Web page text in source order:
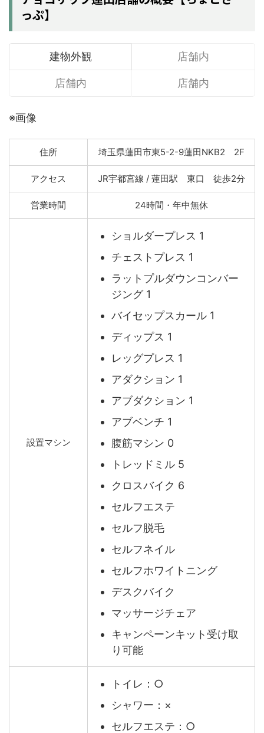
っぷ】
建物外観 店舗内
店舗内 店舗内
※画像
住所 埼玉県蓮田市東5-2-9蓮田NKB2 2F
アクセス JR宇都宮線 / 蓮田駅 東口 徒歩2分
営業時間 24時間・年中無休
設置マシン
ショルダープレス 1
チェストプレス 1
ラットプルダウンコンバー
ジング 1
バイセップスカール 1
ディップス 1
レッグプレス 1
アダクション 1
アブダクション 1
アブベンチ 1
腹筋マシン 0
トレッドミル 5
クロスバイク 6
セルフエステ
セルフ脱毛
セルフネイル
セルフホワイトニング
デスクバイク
マッサージチェア
キャンペーンキット受け取
り可能
トイレ：○
シャワー：×
セルフエステ：○